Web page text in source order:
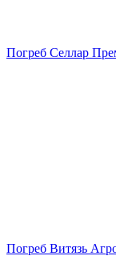
Погреб Селлар
Погреб Витязь